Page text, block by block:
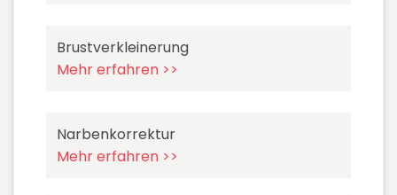
Brustverkleinerung
Mehr erfahren >>
Narbenkorrektur
Mehr erfahren >>